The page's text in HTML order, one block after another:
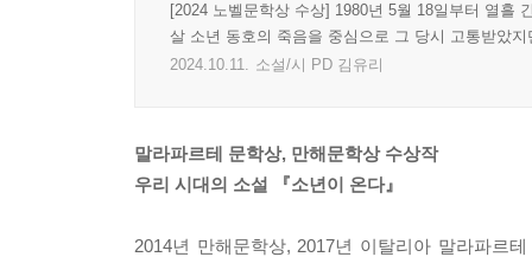
[2024 노벨문학상 수상] 1980년 5월 18일부터 열흘
살 소년 동호의 죽음을 중심으로 그 당시 고통받았
2024.10.11. 소설/시 PD 김유리
말라파르테 문학상, 만해문학상 수상작
우리 시대의 소설 『소년이 온다』
2014년 만해문학상, 2017년 이탈리아 말라파르